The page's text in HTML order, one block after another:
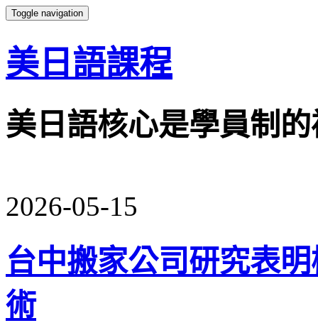
Toggle navigation
美日語課程
美日語核心是學員制
2026-05-15
台中搬家公司研究表
術